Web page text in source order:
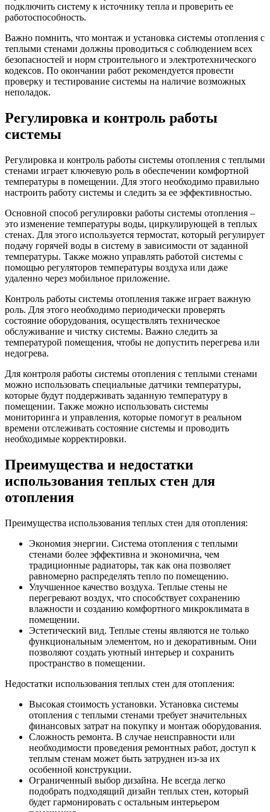
подключить систему к источнику тепла и проверить ее
работоспособность.
Важно помнить, что монтаж и установка системы отопления с
теплыми стенами должны проводиться с соблюдением всех
безопасностей и норм строительного и электротехнического
кодексов. По окончании работ рекомендуется провести
проверку и тестирование системы на наличие возможных
неполадок.
Регулировка и контроль работы
системы
Регулировка и контроль работы системы отопления с теплыми
стенами играет ключевую роль в обеспечении комфортной
температуры в помещении. Для этого необходимо правильно
настроить работу системы и следить за ее эффективностью.
Основной способ регулировки работы системы отопления –
это изменение температуры воды, циркулирующей в теплых
стенах. Для этого используется термостат, который регулирует
подачу горячей воды в систему в зависимости от заданной
температуры. Также можно управлять работой системы с
помощью регуляторов температуры воздуха или даже
удаленно через мобильное приложение.
Контроль работы системы отопления также играет важную
роль. Для этого необходимо периодически проверять
состояние оборудования, осуществлять техническое
обслуживание и чистку системы. Важно следить за
температурой помещения, чтобы не допустить перегрева или
недогрева.
Для контроля работы системы отопления с теплыми стенами
можно использовать специальные датчики температуры,
которые будут поддерживать заданную температуру в
помещении. Также можно использовать системы
мониторинга и управления, которые помогут в реальном
времени отслеживать состояние системы и проводить
необходимые корректировки.
Преимущества и недостатки
использования теплых стен для
отопления
Преимущества использования теплых стен для отопления:
Экономия энергии. Система отопления с теплыми
стенами более эффективна и экономична, чем
традиционные радиаторы, так как она позволяет
равномерно распределять тепло по помещению.
Улучшенное качество воздуха. Теплые стены не
перегревают воздух, что способствует сохранению
влажности и созданию комфортного микроклимата в
помещении.
Эстетический вид. Теплые стены являются не только
функциональным элементом, но и декоративным. Они
позволяют создать уютный интерьер и сохранить
пространство в помещении.
Недостатки использования теплых стен для отопления:
Высокая стоимость установки. Установка системы
отопления с теплыми стенами требует значительных
финансовых затрат на покупку и монтаж оборудования.
Сложность ремонта. В случае неисправности или
необходимости проведения ремонтных работ, доступ к
теплым стенам может быть затруднен из-за их
особенной конструкции.
Ограниченный выбор дизайна. Не всегда легко
подобрать подходящий дизайн теплых стен, который
будет гармонировать с остальным интерьером